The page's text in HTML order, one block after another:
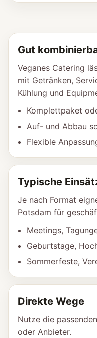
Gut
Veganes Catering
mit Getränken,
Kühlung und
Komplettpaket
Auf- und Abbau
Flexible
Typische
Je nach Format
Potsdam für
Meetings,
Geburtstage,
Sommerfeste,
Direkte Wege
Nutze die
oder Anbieter.